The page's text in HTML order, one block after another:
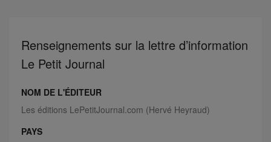
Renseignements sur la lettre d’information
Le Petit Journal
NOM DE L'ÉDITEUR
Les éditions LePetitJournal.com (Hervé Heyraud)
PAYS